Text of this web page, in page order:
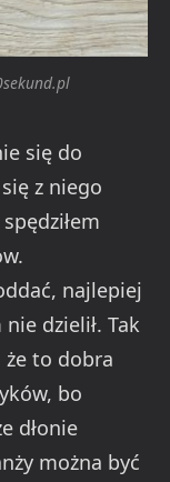
się do
z niego
najlepiej
dzielił. Tak
że to dobra
bo
dłonie
można być